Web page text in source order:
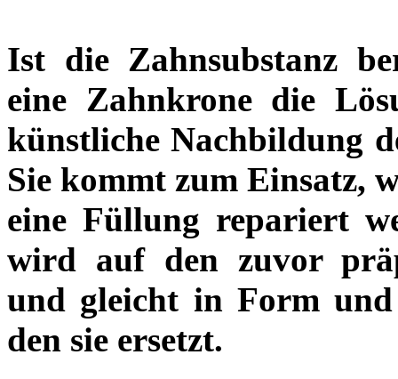
Ist die Zahnsubstanz
eine Zahnkrone die
künstliche Nachbildung
Sie kommt zum Einsatz,
eine Füllung repariert
wird auf den zuvor
und gleicht in Form
den sie ersetzt.